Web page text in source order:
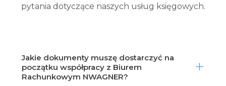
pytania dotyczące naszych usług księgowych.
Jakie dokumenty muszę dostarczyć na
początku współpracy z Biurem
Rachunkowym NWAGNER?